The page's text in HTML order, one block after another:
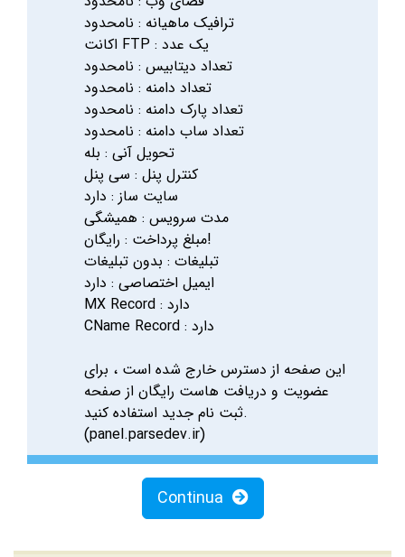
ترافیک ماهیانه : نامحدود
اکانت FTP : یک عدد
تعداد دیتابیس : نامحدود
تعداد دامنه : نامحدود
تعداد پارک دامنه : نامحدود
تعداد ساب دامنه : نامحدود
تحویل آنی : بله
کنترل پنل : سی پنل
سایت ساز : دارد
مدت سرویس : همیشگی
مبلغ پرداخت : رایگان!
تبلیغات : بدون تبلیغات
ایمیل اختصاصی : دارد
MX Record : دارد
CName Record : دارد
این صفحه از دسترس خارج شده است ، برای
عضویت و دریافت هاست رایگان از صفحه
ثبت نام جدید استفاده کنید.
(panel.parsedev.ir)
Continua